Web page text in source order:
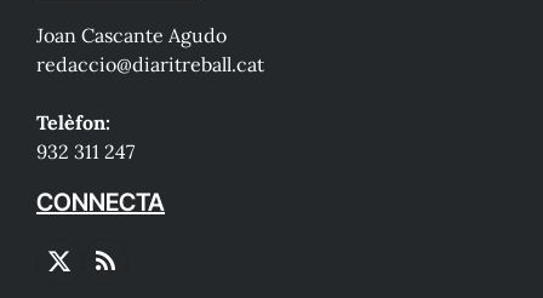
Joan Cascante Agudo
redaccio@diaritreball.cat
Telèfon:
932 311 247
CONNECTA
X
RSS